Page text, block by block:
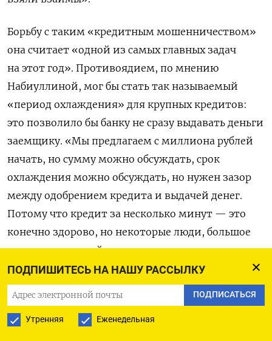
ПОДПИШИТЕСЬ НА НАШУ РАССЫЛКУ
ПОДПИСАТЬСЯ
Утренняя Еженедельная
Борьбу с таким «кредитным мошенничеством»
она считает «одной из самых главных задач
на этот год». Противоядием, по мнению
Набиуллиной, мог бы стать так называемый
«период охлаждения» для крупных кредитов:
это позволило бы банку не сразу выдавать деньги
заемщику. «Мы предлагаем с миллиона рублей
начать, но сумму можно обсуждать, срок
охлаждения можно обсуждать, но нужен зазор
между одобрением кредита и выдачей денег.
Потому что кредит за несколько минут — это
конечно здорово, но некоторые люди, большое
количество людей, несут огромные затраты», —
рассуждаетНабиуллина.
В прошлом году был принят
(он вступит
в силу этим летом), согласно которому банк